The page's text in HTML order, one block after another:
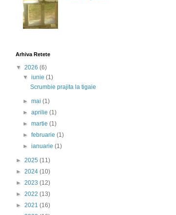
Arhiva Retete
▼ 2026 (6)
▼iunie(1)
Scrumbie prajita la tigaie
►mai(1)
►aprilie(1)
►martie(1)
►februarie(1)
►ianuarie(1)
► 2025 (11)
► 2024 (10)
► 2023 (12)
► 2022 (13)
► 2021 (16)